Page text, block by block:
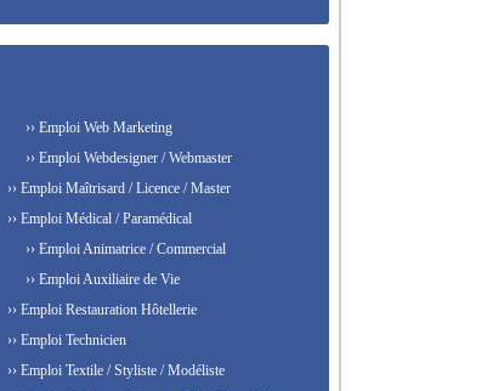
›› Emploi Web Marketing
›› Emploi Webdesigner / Webmaster
›› Emploi Maîtrisard / Licence / Master
›› Emploi Médical / Paramédical
›› Emploi Animatrice / Commercial
›› Emploi Auxiliaire de Vie
›› Emploi Restauration Hôtellerie
›› Emploi Technicien
›› Emploi Textile / Styliste / Modéliste